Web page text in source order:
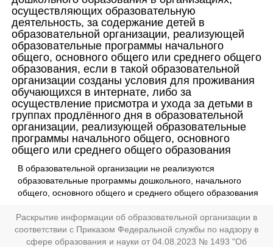
осуществляющих образовательную
деятельность, за содержание детей в
образовательной организации, реализующей
образовательные программы начального
общего, основного общего или среднего общего
образования, если в такой образовательной
организации созданы условия для проживания
обучающихся в интернате, либо за
осуществление присмотра и ухода за детьми в
группах продлённого дня в образовательной
организации, реализующей образовательные
программы начального общего, основного
общего или среднего общего образования
В образовательной организации не реализуются
образовательные программы дошкольного, начального
общего, основного общего и среднего общего образования
Раскрытие информации об образовательной организации в
соответствии с Приказом Федеральной службы по надзору в
сфере образования и науки от 04.08.2023 № 1493 "Об